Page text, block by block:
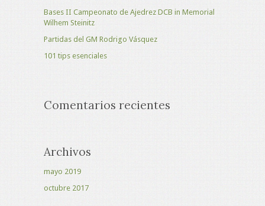
Bases II Campeonato de Ajedrez DCB in Memorial
Wilhem Steinitz
Partidas del GM Rodrigo Vásquez
101 tips esenciales
Comentarios recientes
Archivos
mayo 2019
octubre 2017